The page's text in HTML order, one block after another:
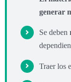
generar
Se deben
Traer los